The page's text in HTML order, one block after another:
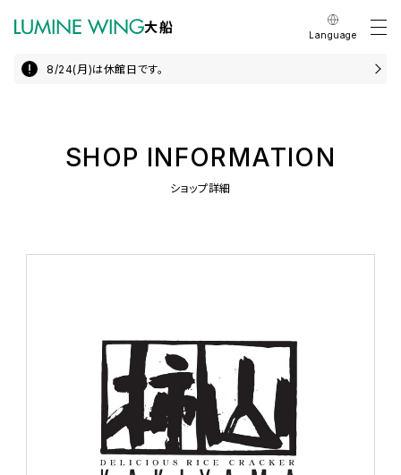
大船 Language
8/24(月)は休館日です。
SHOP INFORMATION
ショップ詳細